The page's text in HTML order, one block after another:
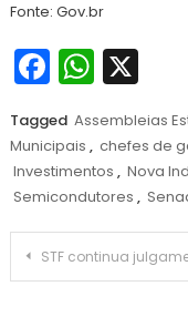
Fonte: Gov.br
X
Tagged Assembleias
Municipais , chefes de
Investimentos , Nova
Semicondutores ,
Navegação
STF continua julgamento sobre porte de drogas para